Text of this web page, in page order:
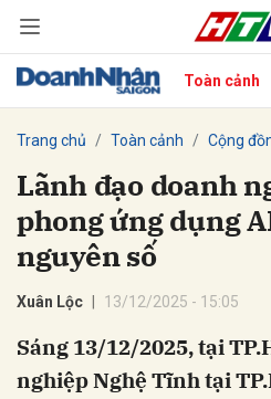
Toàn cảnh
Trang chủ Toàn cảnh Cộng
Lãnh đạo doanh
phong ứng dụng
nguyên số
Xuân Lộc 13/12/2025 - 15:05
Sáng 13/12/2025, tại
nghiệp Nghệ Tĩnh tại